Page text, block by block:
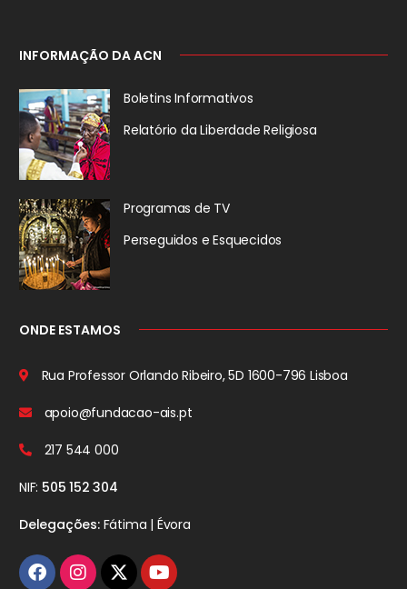
INFORMAÇÃO DA ACN
Boletins Informativos
Relatório da Liberdade Religiosa
Programas de TV
Perseguidos e Esquecidos
ONDE ESTAMOS
Rua Professor Orlando Ribeiro, 5D 1600-796 Lisboa
apoio@fundacao-ais.pt
217 544 000
NIF: 505 152 304
Delegações:Fátima | Évora